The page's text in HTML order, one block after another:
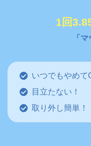
1回
「
いつでもやめて
目立たない！
取り外し簡単！